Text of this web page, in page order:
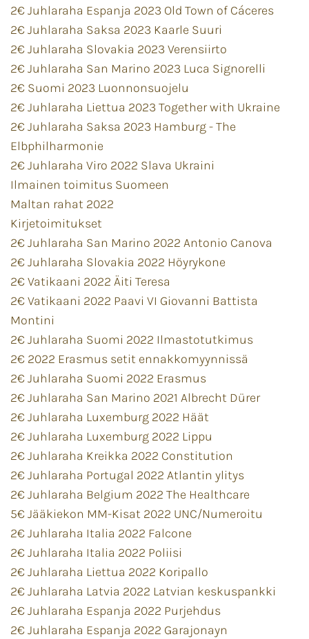
2€ Juhlaraha Espanja 2023 Old Town of Cáceres
2€ Juhlaraha Saksa 2023 Kaarle Suuri
2€ Juhlaraha Slovakia 2023 Verensiirto
2€ Juhlaraha San Marino 2023 Luca Signorelli
2€ Suomi 2023 Luonnonsuojelu
2€ Juhlaraha Liettua 2023 Together with Ukraine
2€ Juhlaraha Saksa 2023 Hamburg - The
Elbphilharmonie
2€ Juhlaraha Viro 2022 Slava Ukraini
Ilmainen toimitus Suomeen
Maltan rahat 2022
Kirjetoimitukset
2€ Juhlaraha San Marino 2022 Antonio Canova
2€ Juhlaraha Slovakia 2022 Höyrykone
2€ Vatikaani 2022 Äiti Teresa
2€ Vatikaani 2022 Paavi VI Giovanni Battista
Montini
2€ Juhlaraha Suomi 2022 Ilmastotutkimus
2€ 2022 Erasmus setit ennakkomyynnissä
2€ Juhlaraha Suomi 2022 Erasmus
2€ Juhlaraha San Marino 2021 Albrecht Dürer
2€ Juhlaraha Luxemburg 2022 Häät
2€ Juhlaraha Luxemburg 2022 Lippu
2€ Juhlaraha Kreikka 2022 Constitution
2€ Juhlaraha Portugal 2022 Atlantin ylitys
2€ Juhlaraha Belgium 2022 The Healthcare
5€ Jääkiekon MM-Kisat 2022 UNC/Numeroitu
2€ Juhlaraha Italia 2022 Falcone
2€ Juhlaraha Italia 2022 Poliisi
2€ Juhlaraha Liettua 2022 Koripallo
2€ Juhlaraha Latvia 2022 Latvian keskuspankki
2€ Juhlaraha Espanja 2022 Purjehdus
2€ Juhlaraha Espanja 2022 Garajonayn